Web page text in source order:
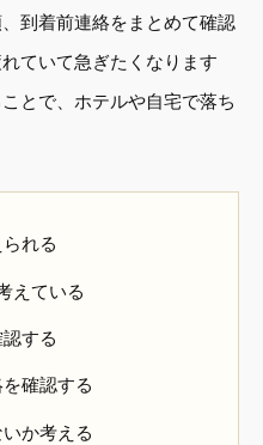
到着前連絡をまとめて確認
ていて急ぎたくなります
とで、ホテルや自宅で落ち
れる
えている
する
確認する
か考える